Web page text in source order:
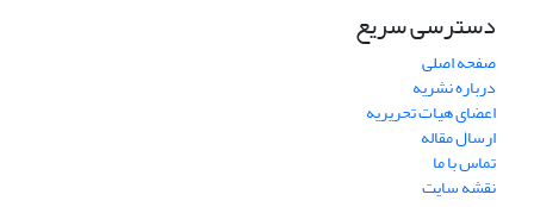
دسترسی سریع
صفحه اصلی
درباره نشریه
اعضای هیات تحریریه
ارسال مقاله
تماس با ما
نقشه سایت